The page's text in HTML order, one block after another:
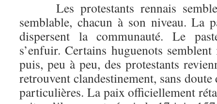
Les protestants rennais
semblable, chacun à son niveau. La
dispersent la communauté. Le
s’enfuir. Certains huguenots
puis, peu à peu, des protestants
retrouvent clandestinement, sans doute
particulières. La paix officiellement